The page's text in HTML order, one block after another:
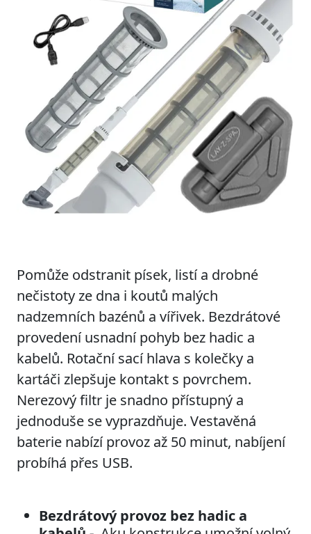
Pomůže odstranit písek, listí a drobné
nečistoty ze dna i koutů malých
nadzemních bazénů a vířivek. Bezdrátové
provedení usnadní pohyb bez hadic a
kabelů. Rotační sací hlava s kolečky a
kartáči zlepšuje kontakt s povrchem.
Nerezový filtr je snadno přístupný a
jednoduše se vyprazdňuje. Vestavěná
baterie nabízí provoz až 50 minut, nabíjení
probíhá přes USB.
Bezdrátový provoz bez hadic a